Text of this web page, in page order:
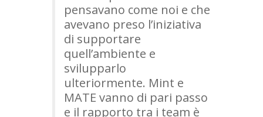
pensavano come noi e che
avevano preso l’iniziativa
di supportare
quell’ambiente e
svilupparlo
ulteriormente. Mint e
MATE vanno di pari passo
e il rapporto tra i team è